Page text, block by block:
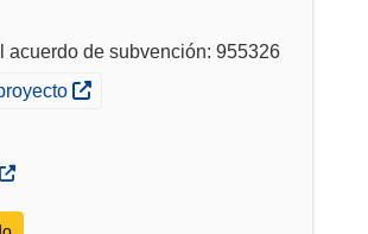
acuerdo de subvención: 955326
nueva ventana)